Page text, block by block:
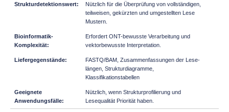
Nützlich für die Überprüfung von vollständigen,
teilweisen, gekürzten und umgestellten Lese
Mustern.
Erfordert ONT-bewusste Verarbeitung und
vektorbewusste Interpretation.
FASTQ/BAM, Zusammenfassungen der Lese-
längen, Strukturdiagramme,
Klassifikationstabellen
Nützlich, wenn Strukturprofilierung und
Lesequalität Priorität haben.